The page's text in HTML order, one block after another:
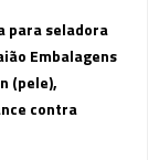
para seladora
Embalagens
(pele),
contra